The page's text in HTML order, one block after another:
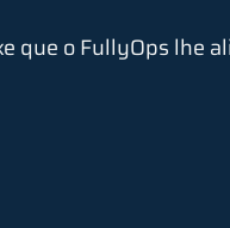
que o FullyOps lhe